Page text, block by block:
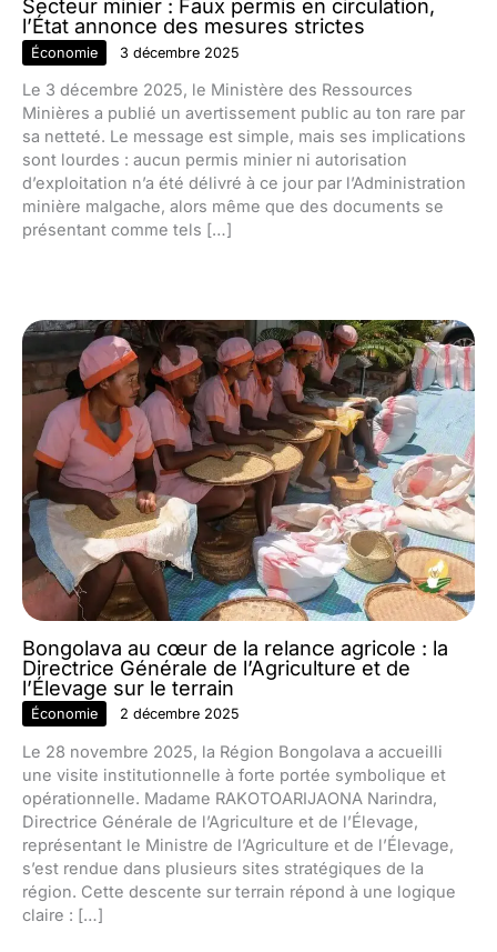
Secteur minier : Faux permis en circulation,
l’État annonce des mesures strictes
Économie 3 décembre 2025
Le 3 décembre 2025, le Ministère des Ressources
Minières a publié un avertissement public au ton rare par
sa netteté. Le message est simple, mais ses implications
sont lourdes : aucun permis minier ni autorisation
d’exploitation n’a été délivré à ce jour par l’Administration
minière malgache, alors même que des documents se
présentant comme tels […]
Bongolava au cœur de la relance agricole : la
Directrice Générale de l’Agriculture et de
l’Élevage sur le terrain
Économie 2 décembre 2025
Le 28 novembre 2025, la Région Bongolava a accueilli
une visite institutionnelle à forte portée symbolique et
opérationnelle. Madame RAKOTOARIJAONA Narindra,
Directrice Générale de l’Agriculture et de l’Élevage,
représentant le Ministre de l’Agriculture et de l’Élevage,
s’est rendue dans plusieurs sites stratégiques de la
région. Cette descente sur terrain répond à une logique
claire : […]